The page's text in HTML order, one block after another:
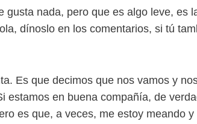
gusta nada, pero que es algo leve, es
dínoslo en los comentarios, si tú
Es que decimos que nos vamos y
estamos en buena compañía, de
es que, a veces, me estoy meando